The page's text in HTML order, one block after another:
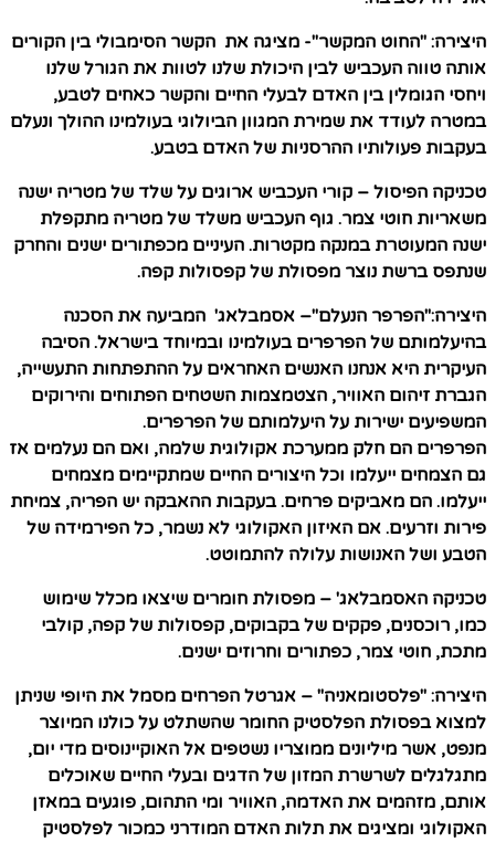
היצירה: "החוט המקשר"- מציגה את הקשר הסימבולי בין הקורים
אותה טווה העכביש לבין היכולת שלנו לטוות את הגורל שלנו
ויחסי הגומלין בין האדם לבעלי החיים והקשר כאחים לטבע,
במטרה לעודד את שמירת המגוון הביולוגי בעולמינו ההולך ונעלם
בעקבות פעולותיו ההרסניות של האדם בטבע.
טכניקה הפיסול – קורי העכביש ארוגים על שלד של מטריה ישנה
משאריות חוטי צמר. גוף העכביש משלד של מטריה מתקפלת
ישנה המעוטרת במנקה מקטרות. העיניים מכפתורים ישנים והחרק
שנתפס ברשת נוצר מפסולת של קפסולות קפה.
היצירה:"הפרפר הנעלם"– אסמבלאג' המביעה את הסכנה
בהיעלמותם של הפרפרים בעולמינו ובמיוחד בישראל. הסיבה
העיקרית היא אנחנו האנשים האחראים על ההתפתחות התעשייה,
הגברת זיהום האוויר, הצטמצמות השטחים הפתוחים והירוקים
המשפיעים ישירות על היעלמותם של הפרפרים.
הפרפרים הם חלק ממערכת אקולוגית שלמה, ואם הם נעלמים אז
גם הצמחים ייעלמו וכל היצורים החיים שמתקיימים מצמחים
ייעלמו. הם מאביקים פרחים. בעקבות ההאבקה יש הפריה, צמיחת
פירות וזרעים. אם האיזון האקולוגי לא נשמר, כל הפירמידה של
הטבע ושל האנושות עלולה להתמוטט.
טכניקה האסמבלאג' – מפסולת חומרים שיצאו מכלל שימוש
כמו, רוכסנים, פקקים של בקבוקים, קפסולות של קפה, קולבי
מתכת, חוטי צמר, כפתורים וחרוזים ישנים.
היצירה: "פלסטומאניה" – אגרטל הפרחים מסמל את היופי שניתן
למצוא בפסולת הפלסטיק החומר שהשתלט על כולנו המיוצר
מנפט, אשר מיליונים ממוצריו נשטפים אל האוקיינוסים מדי יום,
מתגלגלים לשרשרת המזון של הדגים ובעלי החיים שאוכלים
אותם, מזהמים את האדמה, האוויר ומי התהום, פוגעים במאזן
האקולוגי ומציגים את תלות האדם המודרני כמכור לפלסטיק